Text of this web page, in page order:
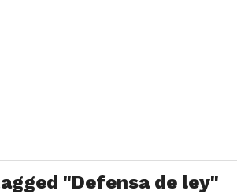
"Defensa de ley"